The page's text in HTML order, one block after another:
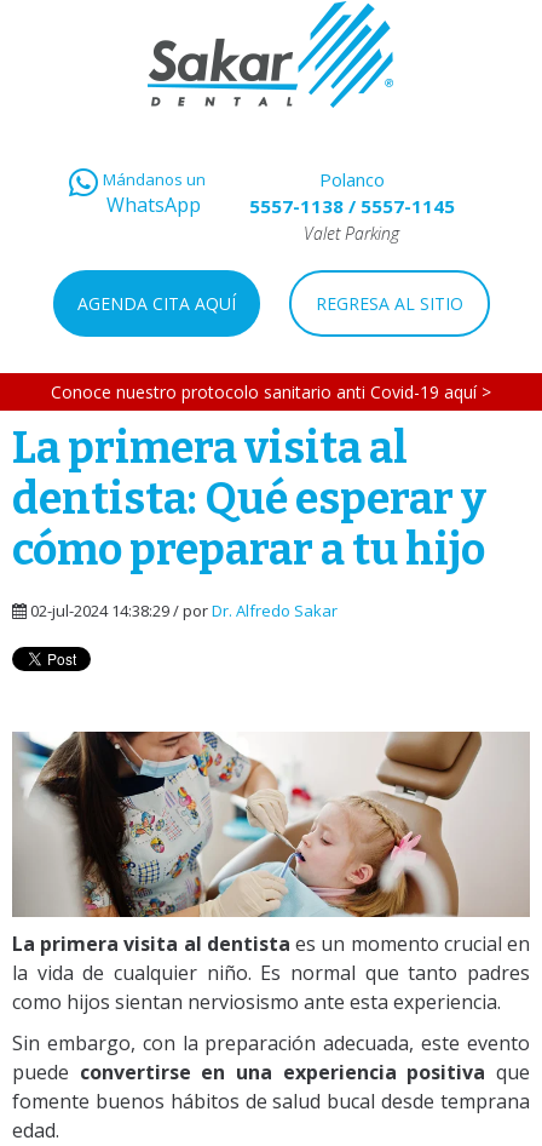
Mándanos un
WhatsApp
Polanco
5557-1138/ 5557-1145
Valet Parking
AGENDA CITA AQUÍ REGRESA AL SITIO
Conoce nuestro protocolo sanitario anti Covid-19 aquí >
La primera visita al
dentista: Qué esperar y
cómo preparar a tu hijo
02-jul-2024 14:38:29 / porDr. Alfredo Sakar
La primera visita al dentistaes un momento crucial en
la vida de cualquier niño. Es normal que tanto padres
como hijos sientan nerviosismo ante esta experiencia.
Sin embargo, con la preparación adecuada, este evento
puede convertirse en una experiencia positiva que
fomente buenos hábitos de salud bucal desde temprana
edad.